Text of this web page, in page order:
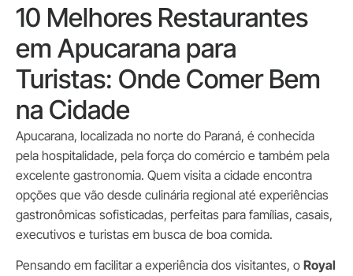
10 Melhores Restaurantes
em Apucarana para
Turistas: Onde Comer Bem
na Cidade
Apucarana, localizada no norte do Paraná, é conhecida
pela hospitalidade, pela força do comércio e também pela
excelente gastronomia. Quem visita a cidade encontra
opções que vão desde culinária regional até experiências
gastronômicas sofisticadas, perfeitas para famílias, casais,
executivos e turistas em busca de boa comida.
Pensando em facilitar a experiência dos visitantes, o Royal